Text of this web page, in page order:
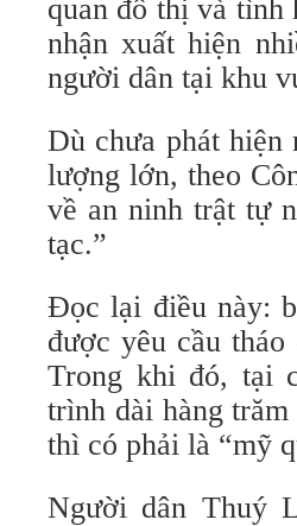
quan đô thị và tình
nhận xuất hiện
người dân tại khu
Dù chưa phát hiện
lượng lớn, theo
về an ninh trật tự
tạc.”
Đọc lại điều này:
được yêu cầu
Trong khi đó, tại
trình dài hàng
thì có phải là “mỹ
Người dân Thuý